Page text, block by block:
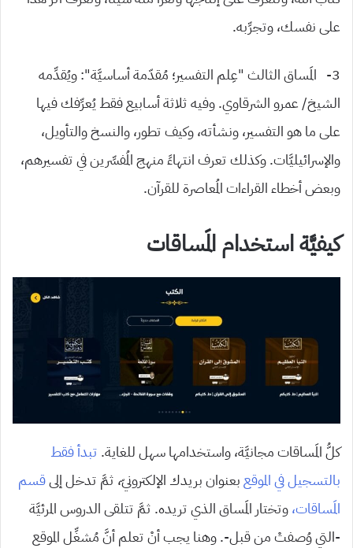
على نفسك، وتجرِّبه.
3- المَساق الثالث “عِلم التفسير؛ مُقدّمة أساسيَّة”: ويُقدِّمه
الشيخ/ عمرو الشرقاوي. وفيه ثلاثة أسابيع فقط يُعرِّفك فيها
على ما هو التفسير، ونشأته، وكيف تطور، والنسخ والتأويل،
والإسرائيليَّات. وكذلك تعرف انتهاءً منهج المُفسِّرين في تفسيرهم،
وبعض أخطاء القراءات المُعاصرة للقرآن.
كيفيَّة استخدام المَساقات
كلُّ المَساقات مجانيَّة، واستخدامها سهل للغاية. تبدأ فقط
بالتسجيل في الموقعبعنوان بريدك الإلكترونيّ، ثمَّ تدخل إلىقسم
المَساقات،وتختار المَساق الذي تريده. ثمَّ تتلقى الدروس المرئيَّة
-التي وُصفتْ من قبل-. وهنا يجب أنْ تعلم أنَّ مُشغِّل الموقع